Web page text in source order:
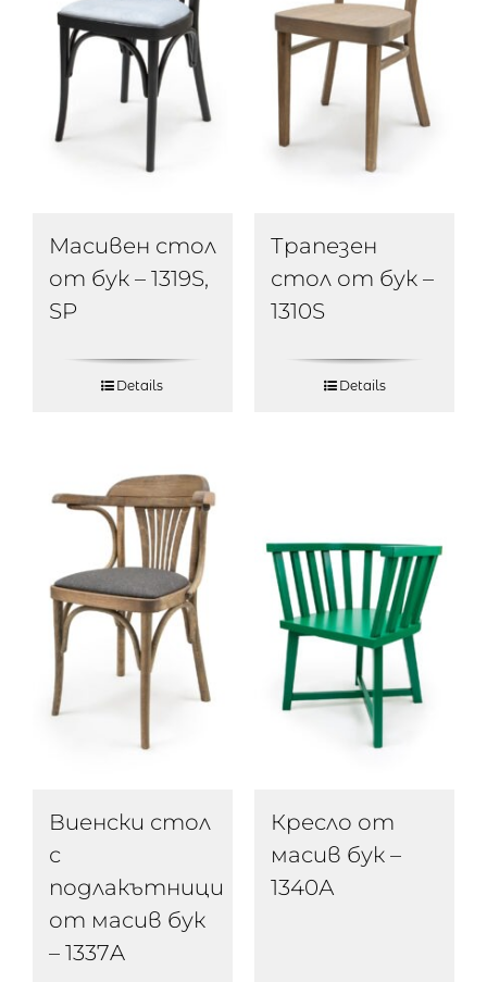
Масивен стол
от бук – 1319S,
SP
Details
Трапезен
стол от бук –
1310S
Details
Виенски стол
с
подлакътници
от масив бук
– 1337A
Кресло от
масив бук –
1340А